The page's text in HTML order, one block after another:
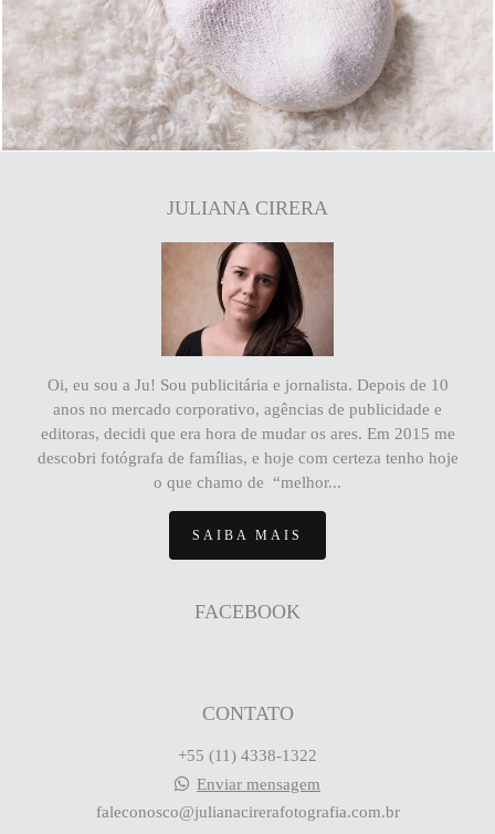
1033
JULIANA CIRERA
Oi, eu sou a Ju! Sou publicitária e jornalista. Depois de 10
anos no mercado corporativo, agências de publicidade e
editoras, decidi que era hora de mudar os ares. Em 2015 me
descobri fotógrafa de famílias, e hoje com certeza tenho hoje
o que chamo de “melhor...
SAIBA MAIS
FACEBOOK
CONTATO
+55 (11) 4338-1322
Enviar mensagem
faleconosco@julianacirerafotografia.com.br